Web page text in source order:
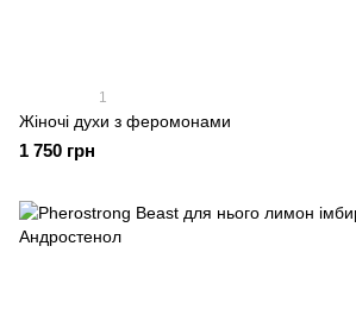
1
Жіночі духи з феромонами
1 750 грн